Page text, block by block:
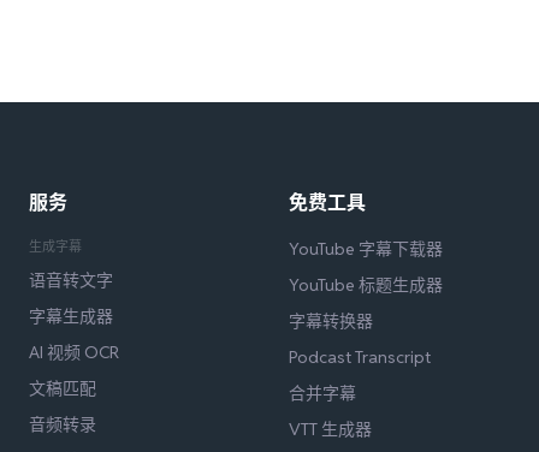
服务
生成字幕
语音转文字
字幕生成器
AI 视频 OCR
文稿匹配
音频转录
免费工具
YouTube 字幕下载器
YouTube 标题生成器
字幕转换器
Podcast Transcript
合并字幕
VTT 生成器